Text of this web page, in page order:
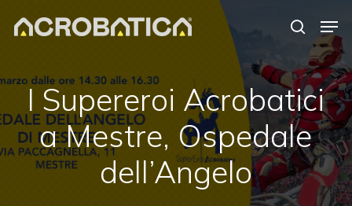
search
I Supereroi Acrobatici
a Mestre, Ospedale
dell’Angelo
Close
Menu